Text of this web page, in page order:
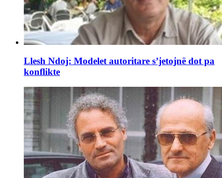
Llesh Ndoj: Modelet autoritare s’jetojnë dot pa
konflikte